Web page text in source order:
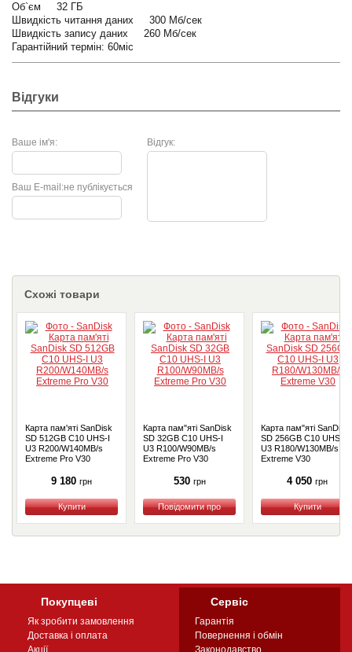
Об`єм 32 ГБ
Швидкість читання даних 300 Мб/сек
Швидкість запису даних 260 Мб/сек
Гарантійний термін: 60міс
Відгуки
Ваше ім'я: Відгук:
не публікується
Ваш E-mail:
Схожі товари
Карта пам'яті SanDisk
SD 512GB C10 UHS-I
U3 R200/W140MB/s
Extreme Pro V30
9 180 грн
Купити
Карта пам"яті SanDisk
SD 32GB C10 UHS-I
U3 R100/W90MB/s
Extreme Pro V30
530 грн
Купити
Карта пам"яті SanDisk
SD 256GB C10 UHS-I
U3 R180/W130MB/s
Extreme V30
4 050 грн
Купити
Покупцеві
Як зробити замовлення
Доставка і оплата
Акції
Сервіс
Гарантія
Повернення і обмін
Законодавство